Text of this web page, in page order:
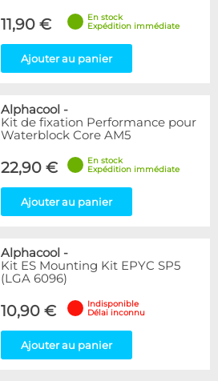
11,90 €
En stock
Expédition immédiate
Ajouter au panier
Alphacool -
Kit de fixation Performance pour
Waterblock Core AM5
22,90 €
En stock
Expédition immédiate
Ajouter au panier
Alphacool -
Kit ES Mounting Kit EPYC SP5
(LGA 6096)
10,90 €
Indisponible
Délai inconnu
Ajouter au panier